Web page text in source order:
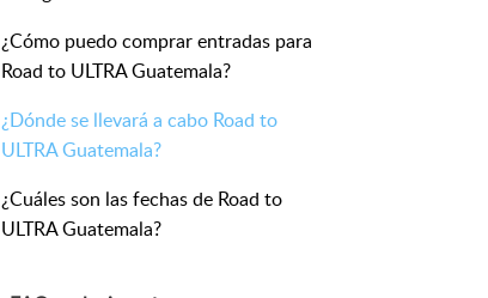
¿Cómo puedo comprar entradas para
Road to ULTRA Guatemala?
¿Dónde se llevará a cabo Road to
ULTRA Guatemala?
¿Cuáles son las fechas de Road to
ULTRA Guatemala?